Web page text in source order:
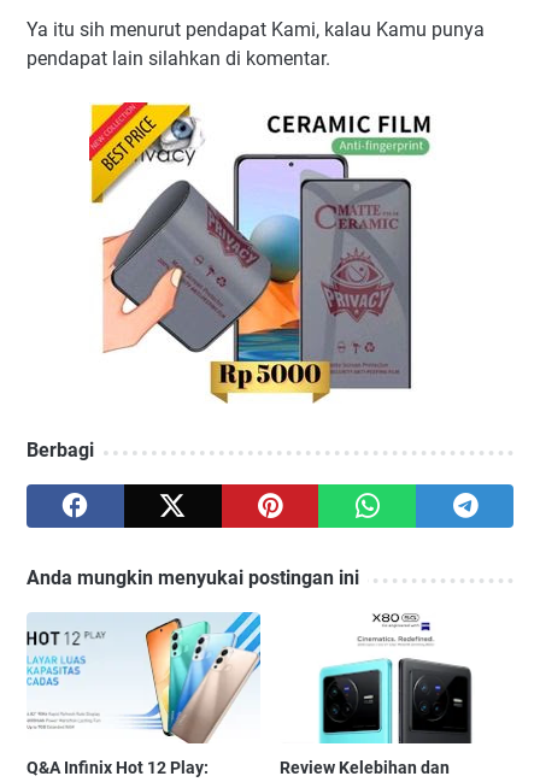
Ya itu sih menurut pendapat Kami, kalau Kamu punya
pendapat lain silahkan di komentar.
Berbagi
Anda mungkin menyukai postingan ini
Q&A Infinix Hot 12 Play:
Review Kelebihan dan